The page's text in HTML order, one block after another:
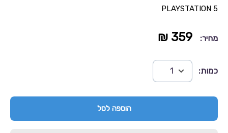
PLAYSTATION 5
מחיר: 359 ₪
כמות:
הוספה לסל